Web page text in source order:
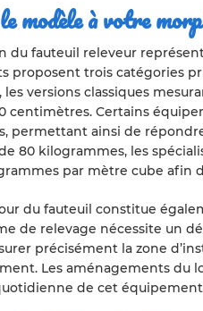
modèle à votre
du fauteuil releveur
proposent trois catégories
versions classiques
centimètres. Certains
permettant ainsi de
80 kilogrammes, les
par mètre cube afin
du fauteuil constitue
de relevage nécessite un
précisément la zone
Les aménagements du
de cet